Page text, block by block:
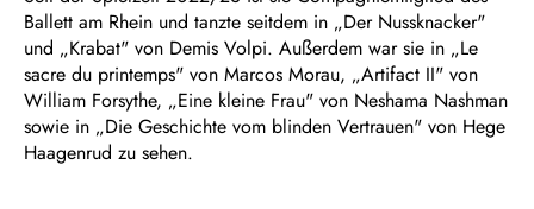
Ballett am Rhein und tanzte seitdem in „Der Nussknacker"
und „Krabat" von Demis Volpi. Außerdem war sie in „Le
sacre du printemps" von Marcos Morau, „Artifact II" von
William Forsythe, „Eine kleine Frau" von Neshama Nashman
sowie in „Die Geschichte vom blinden Vertrauen" von Hege
Haagenrud zu sehen.